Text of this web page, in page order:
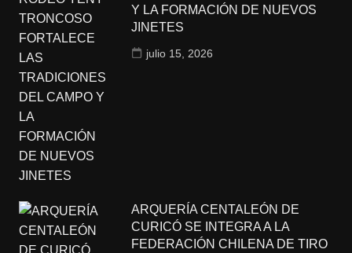
Y LA FORMACIÓN DE NUEVOS
JINETES
julio 15, 2026
ARQUERÍA CENTALEÓN DE
CURICÓ SE INTEGRA A LA
FEDERACIÓN CHILENA DE TIRO